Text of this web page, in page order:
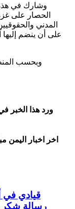
وشارك في هذه
على أن ينضم إليها
ورد هذا الخبر
اخر اخبار اليمن
قيادي في
رسالة شكر